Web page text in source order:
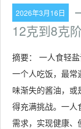
2026年3月16日
12克到8克
摘要： 一人食轻
一个人吃饭，最常
味渐失的酱油，或
得充满挑战。一人
需求，实现健康